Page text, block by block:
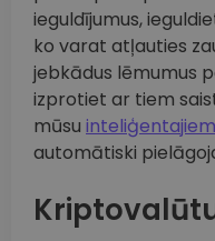
ieguldījumus,
ko varat atļauties
jebkādus lēmumus
izprotiet ar tiem
mūsu
automātiski